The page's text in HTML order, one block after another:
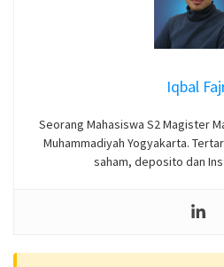
Iqbal
Seorang Mahasiswa S2 Magister
Muhammadiyah Yogyakarta.
saham, deposito dan